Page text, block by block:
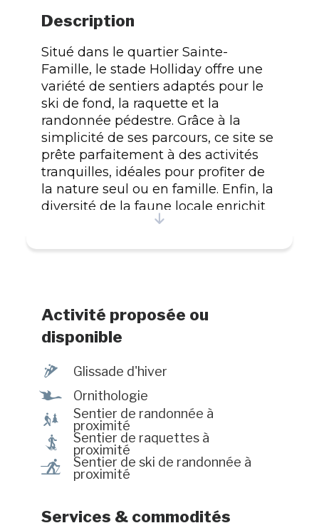
Description
Situé dans le quartier Sainte-
Famille, le stade Holliday offre une
variété de sentiers adaptés pour le
ski de fond, la raquette et la
randonnée pédestre. Grâce à la
simplicité de ses parcours, ce site se
prête parfaitement à des activités
tranquilles, idéales pour profiter de
la nature seul ou en famille. Enfin, la
diversité de la faune locale enrichit
chaque visite, ajoutant un charme
le site se transforme pour accueillir
les amateurs de baseball et de
basketball. Un espace de
disponible, facilitant l'accès pour
tous.
Activité proposée ou
disponible
¬ Glissade d'hiver
Ÿ Ornithologie
&
Sentier de randonnée à
proximité
ó
Sentier de raquettes à
proximité
r
Sentier de ski de randonnée à
proximité
Services & commodités